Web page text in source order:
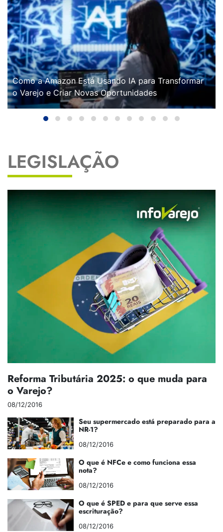
Como a Amazon Está Usando IA para Transformar
o Varejo e Criar Novas Oportunidades
LEGISLAÇÃO
Reforma Tributária 2025: o que muda para
o Varejo?
08/12/2016
Seu supermercado está preparado para a
NR-1?
08/12/2016
O que é NFCe e como funciona essa
nota?
08/12/2016
O que é SPED e para que serve essa
escrituração?
08/12/2016